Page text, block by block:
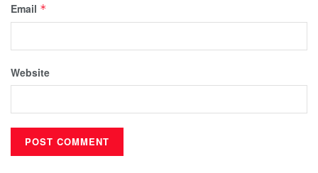
Email *
Website